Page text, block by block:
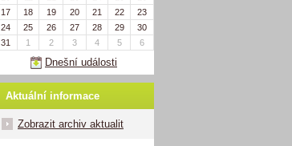
17
18 19 20 21 22
23
24
25 26 27 28 29
30
31
1 2 3 4 5 6
Dnešní události
Aktuální informace
Zobrazit archiv aktualit